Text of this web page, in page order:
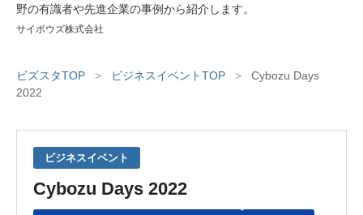
野の有識者や先進企業の事例から紹介します。
サイボウズ株式会社
ビズスタTOP > ビジネスイベントTOP >
Cybozu Days
2022
ビジネスイベント
Cybozu Days 2022